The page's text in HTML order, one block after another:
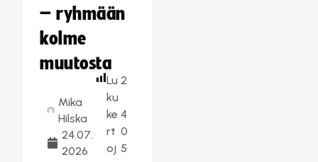
– ryhmään
kolme
muutosta
Mika
Hilska
24.07.
2026
Lu
ku
ke
rt
oj
2
4
0
5